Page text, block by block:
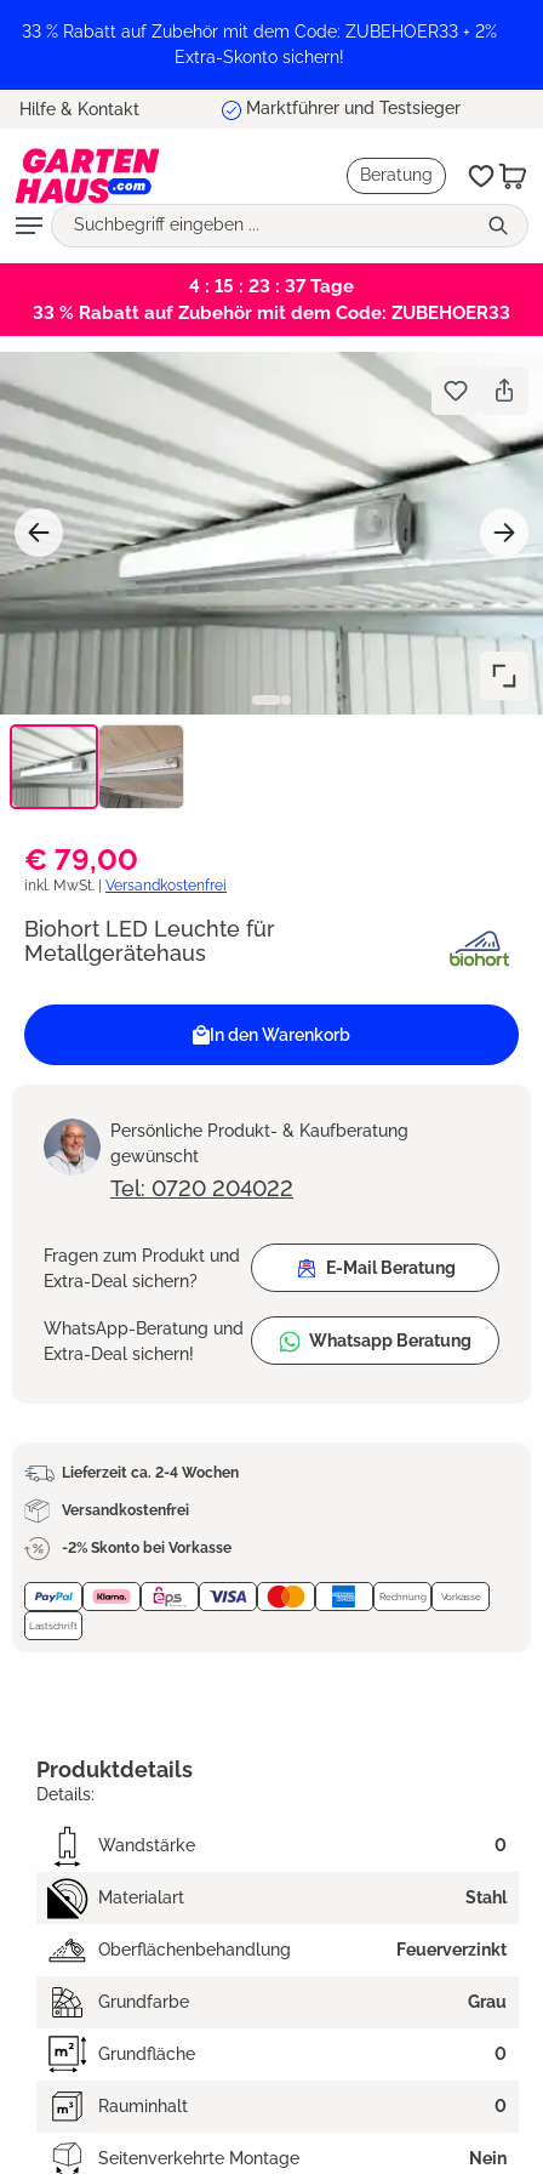
springen
33 % Rabatt auf Zubehör mit dem Code: ZUBEHOER33 + 2%
Extra-Skonto sichern!
Hilfe & Kontakt Marktführer und Testsieger
Beratung
4 : 15 : 23 : 37Tage
33 % Rabatt auf Zubehör mit dem Code: ZUBEHOER33
Bildergalerie überspringen
€ 79,00
inkl. MwSt. | Versandkostenfrei
Biohort LED Leuchte für
Metallgerätehaus
In den Warenkorb
Persönliche Produkt- & Kaufberatung
gewünscht
Tel: 0720 204022
Fragen zum Produkt und
Extra-Deal sichern?
E-Mail Beratung
WhatsApp-Beratung und
Extra-Deal sichern!
Whatsapp Beratung
Lieferzeit ca. 2-4 Wochen
Versandkostenfrei
-2% Skonto bei Vorkasse
Rechnung Vorkasse
Lastschrift
Produktdetails
Details:
Wandstärke 0
Materialart Stahl
Oberflächenbehandlung Feuerverzinkt
Grundfarbe Grau
Grundfläche 0
Rauminhalt 0
Seitenverkehrte Montage Nein